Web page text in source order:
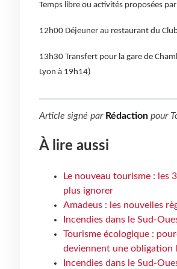
Temps libre ou activités proposées
12h00 Déjeuner au restaurant du
13h30 Transfert pour la gare de
Lyon à 19h14)
Article signé par Rédactionpour
À lire aussi
Le nouveau tourisme : les
plus ignorer
Amadeus : les nouvelles
Incendies dans le Sud-
Tourisme écologique :
deviennent une obligation
Incendies dans le Sud-